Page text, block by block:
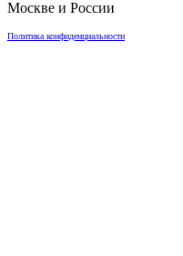
Москве и России
Политика конфиденциальности